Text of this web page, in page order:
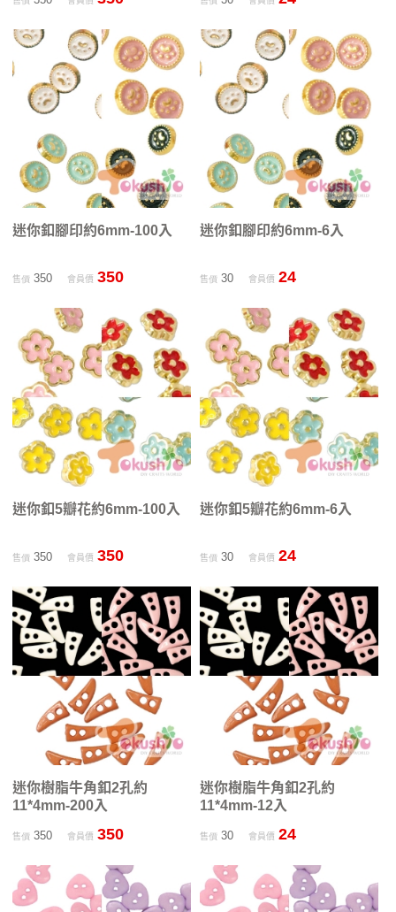
迷你釦腳印約6mm-100入
售價350 會員價 350
迷你釦腳印約6mm-6入
售價 30 會員價 24
迷你釦5瓣花約6mm-100入
售價350 會員價 350
迷你釦5瓣花約6mm-6入
售價 30 會員價 24
迷你樹脂牛角釦2孔約
11*4mm-200入
售價350 會員價 350
迷你樹脂牛角釦2孔約
11*4mm-12入
售價 30 會員價 24